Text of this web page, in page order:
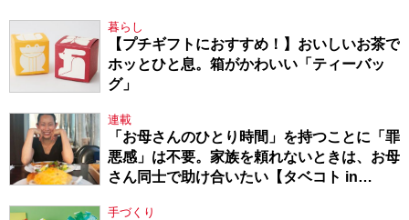
暮らし
【プチギフトにおすすめ！】おいしいお茶で
ホッとひと息。箱がかわいい「ティーバッ
グ」
連載
「お母さんのひとり時間」を持つことに「罪
悪感」は不要。家族を頼れないときは、お母
さん同士で助け合いたい【タベコト in
手づくり